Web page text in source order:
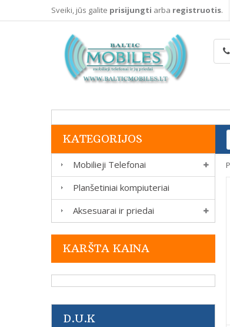
Sveiki, jūs galite prisijungti arba registruotis.
KATEGORIJOS
Mobilieji Telefonai
Planšetiniai kompiuteriai
Aksesuarai ir priedai
KARŠTA KAINA
D.U.K